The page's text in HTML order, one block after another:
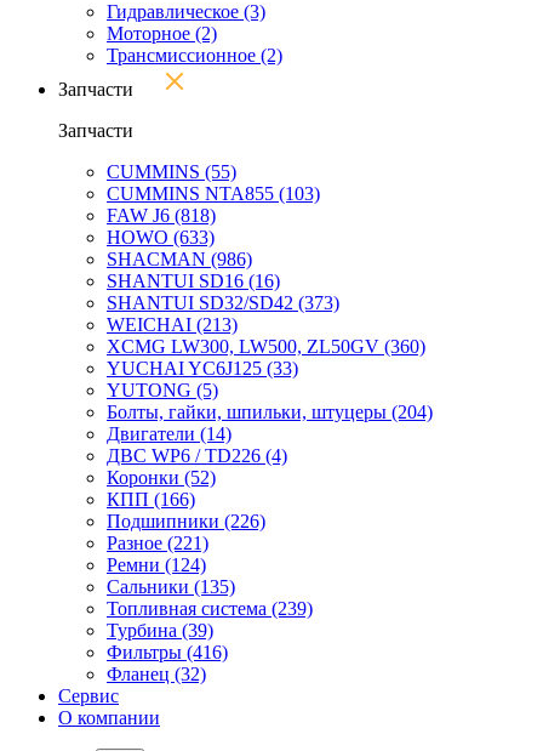
Гидравлическое (3)
Моторное (2)
Трансмиссионное (2)
Запчасти
Запчасти
CUMMINS (55)
CUMMINS NTA855 (103)
FAW J6 (818)
HOWO (633)
SHACMAN (986)
SHANTUI SD16 (16)
SHANTUI SD32/SD42 (373)
WEICHAI (213)
XCMG LW300, LW500, ZL50GV (360)
YUCHAI YC6J125 (33)
YUTONG (5)
Болты, гайки, шпильки, штуцеры (204)
Двигатели (14)
ДВС WP6 / TD226 (4)
Коронки (52)
КПП (166)
Подшипники (226)
Разное (221)
Ремни (124)
Сальники (135)
Топливная система (239)
Турбина (39)
Фильтры (416)
Фланец (32)
Сервис
О компании